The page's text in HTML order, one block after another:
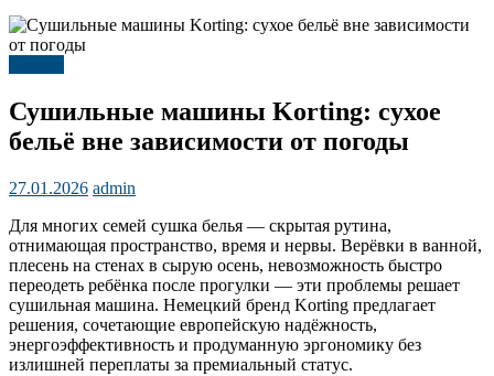
Сушильные машины Korting: сухое
бельё вне зависимости от погоды
27.01.2026 admin
Для многих семей сушка белья — скрытая рутина,
отнимающая пространство, время и нервы. Верёвки в ванной,
плесень на стенах в сырую осень, невозможность быстро
переодеть ребёнка после прогулки — эти проблемы решает
сушильная машина. Немецкий бренд Korting предлагает
решения, сочетающие европейскую надёжность,
энергоэффективность и продуманную эргономику без
излишней переплаты за премиальный статус.